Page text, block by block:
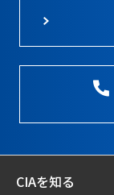
CIAを知る